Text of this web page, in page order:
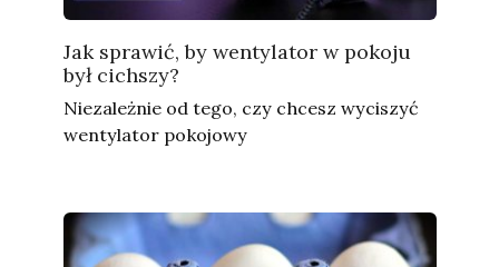
Jak sprawić, by wentylator w pokoju
był cichszy?
Niezależnie od tego, czy chcesz wyciszyć
wentylator pokojowy